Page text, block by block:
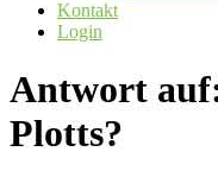
Kontakt
Login
Antwort
Plotts?